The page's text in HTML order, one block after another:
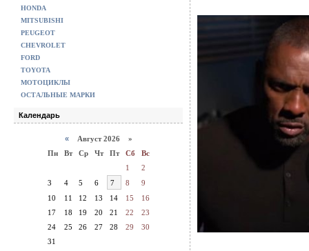
HONDA
MITSUBISHI
PEUGEOT
CHEVROLET
FORD
TOYOTA
МОТОЦИКЛЫ
ОСТАЛЬНЫЕ МАРКИ
Календарь
« Август 2026 »
Пн
Вт Ср Чт Пт Сб
Вс
1
2
3
4 5 6 7 8
9
10
11 12 13 14 15
16
17
18 19 20 21 22
23
24
25 26 27 28 29
30
31